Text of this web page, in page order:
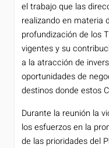
el trabajo que las
realizando en materia
profundización de los
vigentes y su
a la atracción de
oportunidades de
destinos donde estos
Durante la reunión la
los esfuerzos en la
de las prioridades del